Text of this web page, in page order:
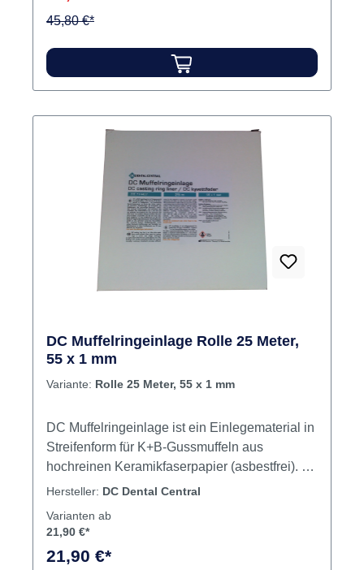
45,80 €*
DC Muffelringeinlage Rolle 25 Meter,
55 x 1 mm
Variante: Rolle 25 Meter, 55 x 1 mm
DC Muffelringeinlage ist ein Einlegematerial in
Streifenform für K+B-Gussmuffeln aus
hochreinen Keramikfaserpapier (asbestfrei). 1
mm dick. Inhalt Einlage
Hersteller: DC Dental Central
Varianten ab
21,90 €*
21,90 €*